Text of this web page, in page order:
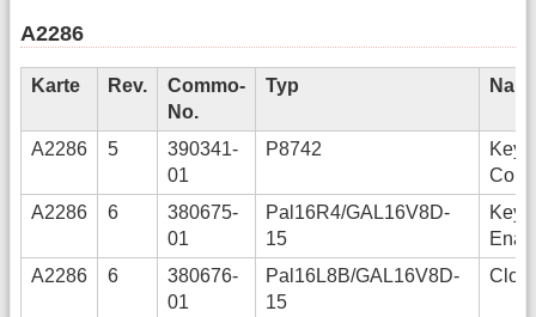
A2286
Karte Rev.
Commo-
No.
Typ
A2286 5
390341-
01
P8742
A2286
6
380675-
01
Pal16R4/GAL16V8D-
15
A2286
6
380676-
01
Pal16L8B/GAL16V8D-
15